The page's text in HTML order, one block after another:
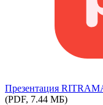
Презентация
(PDF, 7.44 МБ)